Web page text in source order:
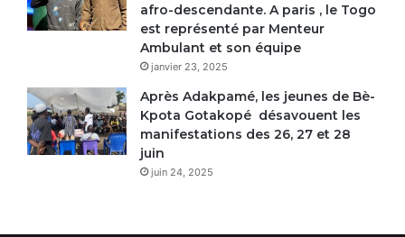
afro-descendante. A paris , le Togo
est représenté par Menteur
Ambulant et son équipe
janvier 23, 2025
Après Adakpamé, les jeunes de Bè-
Kpota Gotakopé désavouent les
manifestations des 26, 27 et 28
juin
juin 24, 2025